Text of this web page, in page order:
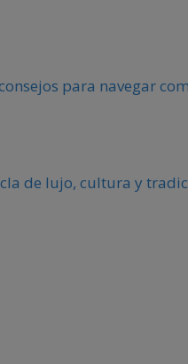
para navegar
de lujo, cultura y